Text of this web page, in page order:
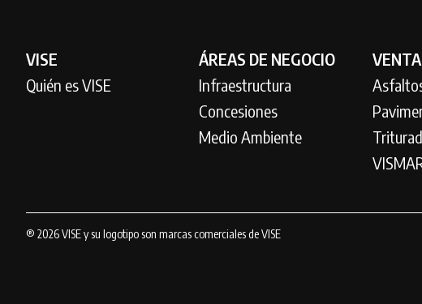
VISE
Quién es VISE
ÁREAS DE NEGOCIO
Infraestructura
Concesiones
Medio Ambiente
® 2026 VISE y su logotipo son marcas comerciales de VISE